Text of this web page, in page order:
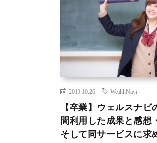
2019.10.26 WealthNavi
【卒業】ウェルスナ
間利用した成果と感想
そして同サービスに求